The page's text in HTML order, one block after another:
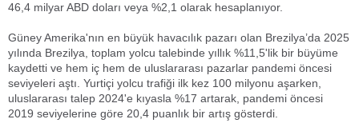
46,4 milyar ABD doları veya %2,1 olarak hesaplanıyor.
Güney Amerika'nın en büyük havacılık pazarı olan Brezilya’da 2025
yılında Brezilya, toplam yolcu talebinde yıllık %11,5'lik bir büyüme
kaydetti ve hem iç hem de uluslararası pazarlar pandemi öncesi
seviyeleri aştı. Yurtiçi yolcu trafiği ilk kez 100 milyonu aşarken,
uluslararası talep 2024'e kıyasla %17 artarak, pandemi öncesi
2019 seviyelerine göre 20,4 puanlık bir artış gösterdi.